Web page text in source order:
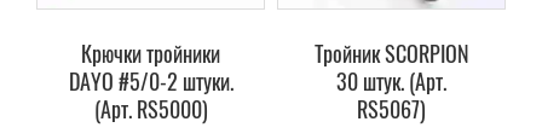
Крючки тройники
DAYO #5/0-2 штуки.
(Арт. RS5000)
Тройник SCORPION
30 штук. (Арт.
RS5067)